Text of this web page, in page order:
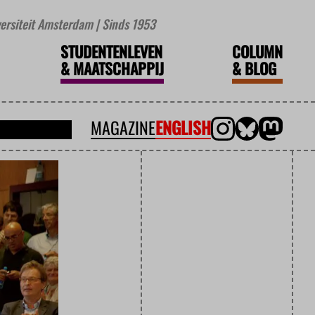
Amsterdam | Sinds 1953
STUDENTENLEVEN
&MAATSCHAPPIJ
COLUMN
&BLOG
MAGAZINEENGLISH